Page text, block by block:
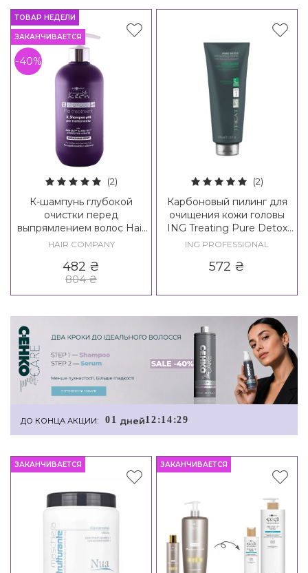
ТОВАР НЕДЕЛИ
ЗАКАНЧИВАЕТСЯ
-40%
(2)
К-шампунь глубокой
очистки перед
выпрямлением волос Hair
Company Inimitable Tech K-
Shampoo
HAIR COMPANY
482 ₴
804₴
(2)
Карбоновый пилинг для
очищения кожи головы
ING Treating Pure Detox
Exfoliating Peeling Step 1
ING PROFESSIONAL
572 ₴
ДО КОНЦА АКЦИИ: 0 1 дней12 :14 :28
ЗАКАНЧИВАЕТСЯ ЗАКАНЧИВАЕТСЯ